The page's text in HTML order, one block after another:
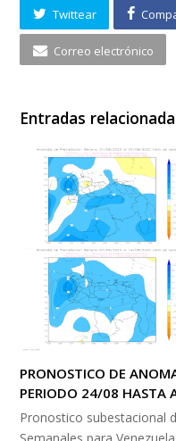
Twittear
Correo electrónico
Entradas
PRONOSTICO DE
PERIODO 24/08 HASTA
Pronostico subestacional